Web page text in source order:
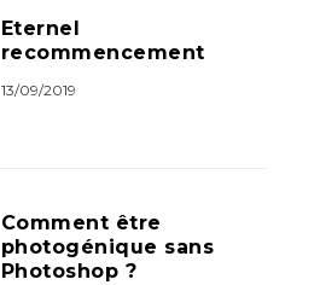
Eternel
recommencement
13/09/2019
Comment être
photogénique sans
Photoshop ?